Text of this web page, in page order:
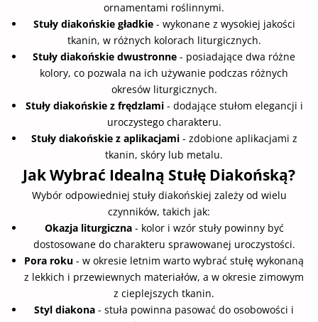
ornamentami roślinnymi.
Stuły diakońskie gładkie- wykonane z wysokiej jakości
tkanin, w różnych kolorach liturgicznych.
Stuły diakońskie dwustronne - posiadające dwa różne
kolory, co pozwala na ich używanie podczas różnych
okresów liturgicznych.
Stuły diakońskie z frędzlami- dodające stułom elegancji i
uroczystego charakteru.
Stuły diakońskie z aplikacjami- zdobione aplikacjami z
tkanin, skóry lub metalu.
Jak Wybrać Idealną Stułę Diakońską?
Wybór odpowiedniej stuły diakońskiej zależy od wielu
czynników, takich jak:
Okazja liturgiczna- kolor i wzór stuły powinny być
dostosowane do charakteru sprawowanej uroczystości.
Pora roku - w okresie letnim warto wybrać stułę wykonaną
z lekkich i przewiewnych materiałów, a w okresie zimowym
z cieplejszych tkanin.
Styl diakona - stuła powinna pasować do osobowości i